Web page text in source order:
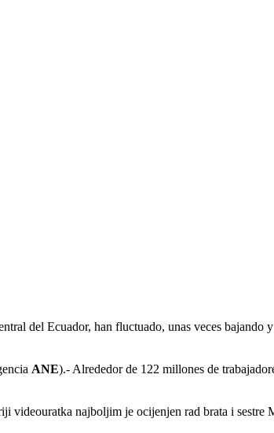
del Ecuador, han fluctuado, unas veces bajando
ANE).- Alrededor de 122 millones de
videouratka najboljim je ocijenjen rad brata i sestre